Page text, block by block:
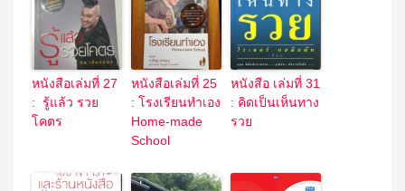
หนังสือเล่มที่ 27
: รู้แล้ว รวย
โคตร
หนังสือเล่มที่ 25
: โรงเรียนทำเอง
Home-made
School
หนังสือ เล่มที่ 31
: คิดเป็นเห็นทาง
รวย